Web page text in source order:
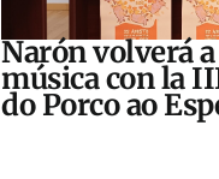
Narón volverá
música con la
do Porco ao